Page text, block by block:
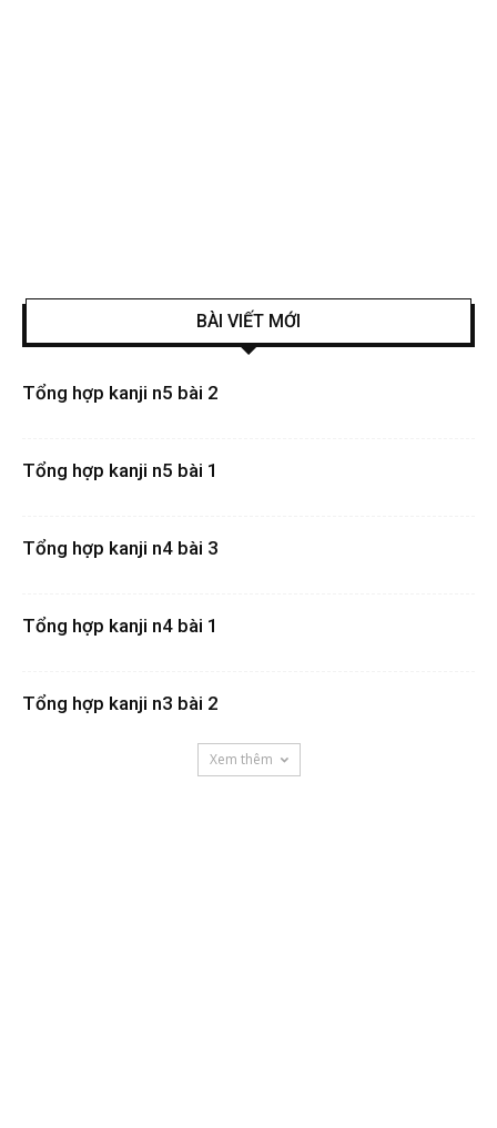
BÀI VIẾT MỚI
Tổng hợp kanji n5 bài 2
Tổng hợp kanji n5 bài 1
Tổng hợp kanji n4 bài 3
Tổng hợp kanji n4 bài 1
Tổng hợp kanji n3 bài 2
Xem thêm